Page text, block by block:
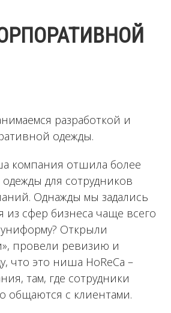
разработкой и
одежды.
компания отшила более
для сотрудников
Однажды мы задались
из сфер бизнеса чаще всего
униформу? Открыли
провели ревизию и
что это ниша HoReCa –
там, где сотрудники
общаются с клиентами.